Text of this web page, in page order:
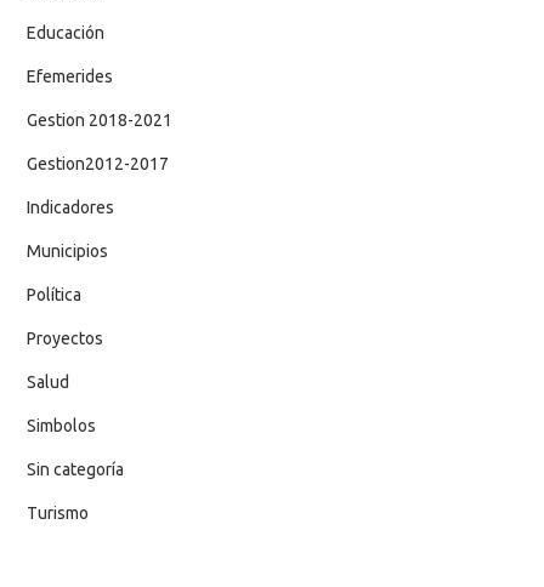
Educación
Efemerides
Gestion 2018-2021
Gestion2012-2017
Indicadores
Municipios
Política
Proyectos
Salud
Simbolos
Sin categoría
Turismo